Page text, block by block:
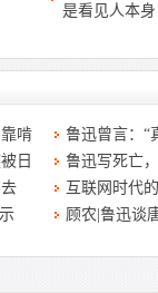
是看见人本身
啃
鲁迅曾言：“
日
鲁迅写死亡
互联网时代
顾农|鲁迅谈